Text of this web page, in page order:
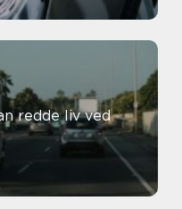
redde liv ved